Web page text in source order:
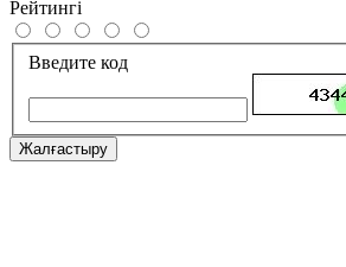
Рейтингі
Введите код
Жалғастыру